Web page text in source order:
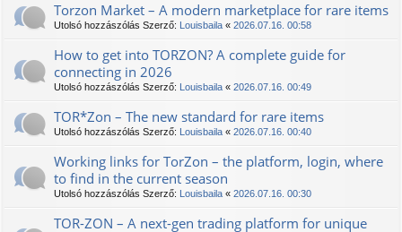
Torzon Market – A modern marketplace for rare items
Utolsó hozzászólás Szerző: Louisbaila « 2026.07.16. 00:58
How to get into ТОRZON? A complete guide for
connecting in 2026
Utolsó hozzászólás Szerző: Louisbaila « 2026.07.16. 00:49
TOR*Zon – The new standard for rare items
Utolsó hozzászólás Szerző: Louisbaila « 2026.07.16. 00:40
Working links for TorZon – the platform, login, where
to find in the current season
Utolsó hozzászólás Szerző: Louisbaila « 2026.07.16. 00:30
TOR-ZON – A next-gen trading platform for unique